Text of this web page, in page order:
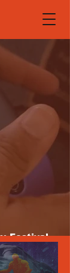
Festival
Salvador